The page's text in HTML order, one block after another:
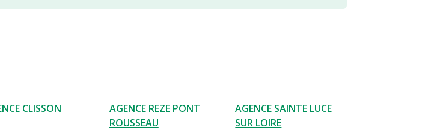
CLISSON
AGENCE REZE PONT
ROUSSEAU
AGENCE SAINTE LUCE
SUR LOIRE